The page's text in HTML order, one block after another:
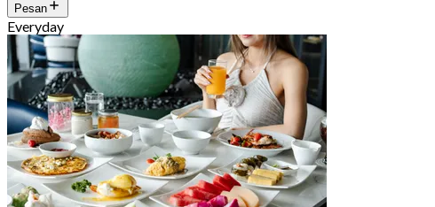
Pesan
Everyday